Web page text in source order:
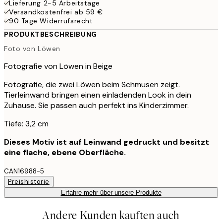
Lieferung 2-5 Arbeitstage
Versandkostenfrei ab 59 €
90 Tage Widerrufsrecht
PRODUKTBESCHREIBUNG
Foto von Löwen
Fotografie von Löwen in Beige
Fotografie, die zwei Löwen beim Schmusen zeigt.
Tierleinwand bringen einen einladenden Look in dein
Zuhause. Sie passen auch perfekt ins Kinderzimmer.
Tiefe: 3,2 cm
Dieses Motiv ist auf Leinwand gedruckt und besitzt
eine flache, ebene Oberfläche.
CAN16988-5
Preishistorie
Erfahre mehr über unsere Produkte
Andere Kunden kauften auch